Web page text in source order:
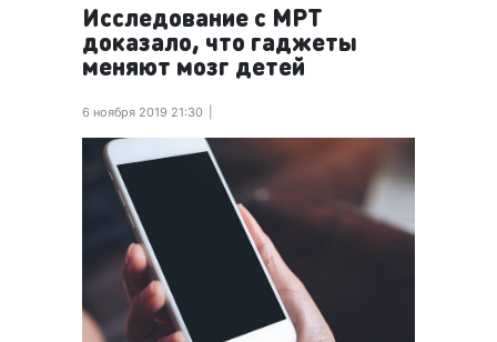
Исследование с МРТ
доказало, что гаджеты
меняют мозг детей
6 ноября 2019 21:30